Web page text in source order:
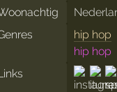
hip hop
hip hop